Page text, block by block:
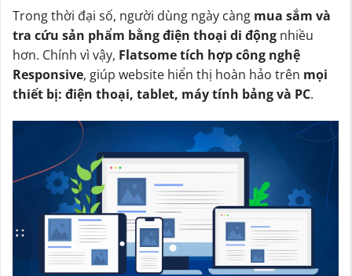
Trong thời đại số, người dùng ngày càng mua sắm và
tra cứu sản phẩm bằng điện thoại di động nhiều
hơn. Chính vì vậy, Flatsome tích hợp công nghệ
Responsive, giúp website hiển thị hoàn hảo trên mọi
thiết bị: điện thoại, tablet, máy tính bảng và PC.